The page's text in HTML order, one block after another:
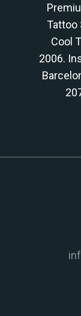
Tattoo
Cool
2006.